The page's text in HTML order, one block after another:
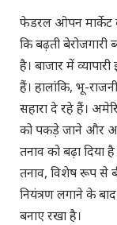
फेडरल ओपन मार्केट
कि बढ़ती बेरोजगारी
है। बाजार में
हैं। हालांकि, भू-
सहारा दे रहे हैं।
को पकड़े जाने और
तनाव को बढ़ा
तनाव, विशेष रूप से
नियंत्रण लगाने के
बनाए रखा है।